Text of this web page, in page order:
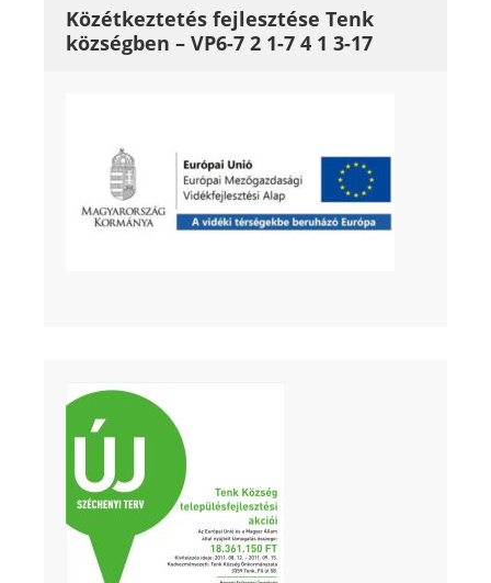
Közétkeztetés fejlesztése Tenk
községben – VP6-7 2 1-7 4 1 3-17